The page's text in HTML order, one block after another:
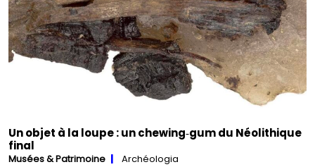
Un objet à la loupe : un chewing‑gum du Néolithique
final
Musées & Patrimoine Archéologia